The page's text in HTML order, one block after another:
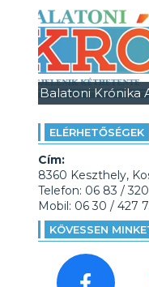
Balatoni Krónika
ELÉRHETŐSÉGEK
Cím:
8360 Keszthely,
Telefon: 06 83 /
Mobil: 06 30 / 427
KÖVESSEN